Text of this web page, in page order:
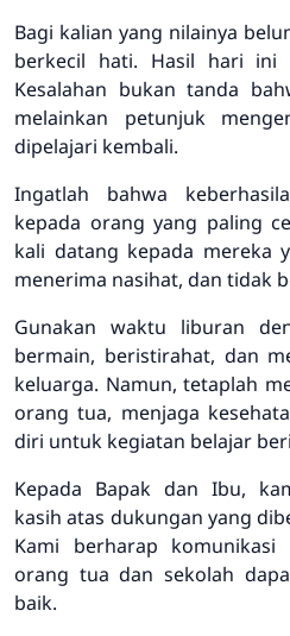
Bagi kalian yang nilainya
berkecil hati. Hasil hari ini
Kesalahan bukan tanda
melainkan petunjuk
dipelajari kembali.
Ingatlah bahwa
kepada orang yang paling
kali datang kepada mereka
menerima nasihat, dan tidak
Gunakan waktu liburan
bermain, beristirahat, dan
keluarga. Namun, tetaplah
orang tua, menjaga
diri untuk kegiatan belajar
Kepada Bapak dan Ibu,
kasih atas dukungan yang
Kami berharap
orang tua dan sekolah
baik.